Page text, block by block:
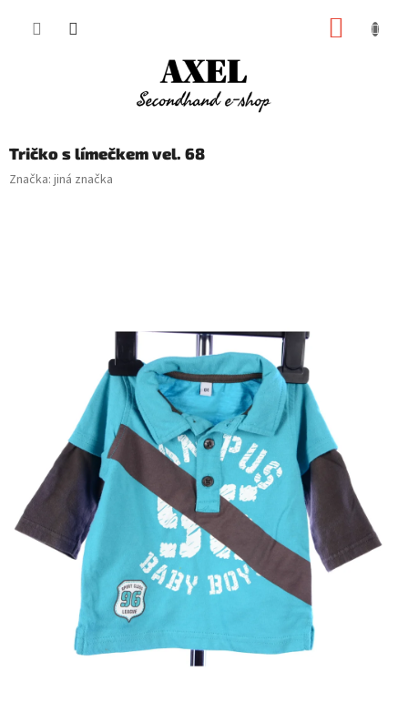
Tričko s límečkem vel. 68
Značka: jiná značka